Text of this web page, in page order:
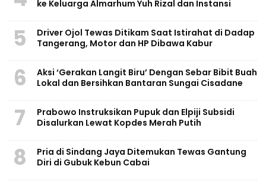
ke Keluarga Almarhum Yuh Rizal dan Instansi
5
Driver Ojol Tewas Ditikam Saat Istirahat di Dadap
Tangerang, Motor dan HP Dibawa Kabur
6
Aksi ‘Gerakan Langit Biru’ Dengan Sebar Bibit Buah
Lokal dan Bersihkan Bantaran Sungai Cisadane
7
Prabowo Instruksikan Pupuk dan Elpiji Subsidi
Disalurkan Lewat Kopdes Merah Putih
8
Pria di Sindang Jaya Ditemukan Tewas Gantung
Diri di Gubuk Kebun Cabai